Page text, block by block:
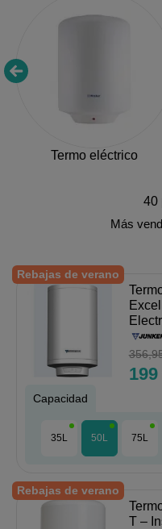
Termo eléctrico
40
Rebajas de verano
199
Capacidad
35L 50L 75L
Rebajas de verano
T –